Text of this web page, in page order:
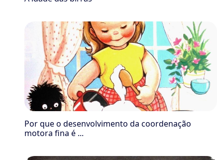
Por que o desenvolvimento da coordenação
motora fina é ...